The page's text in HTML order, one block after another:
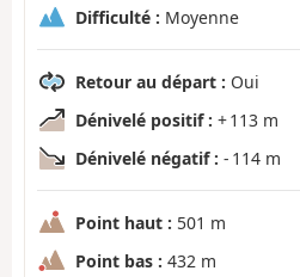
Difficulté : Moyenne
Retour au départ : Oui
Dénivelé positif : + 113 m
Dénivelé négatif : - 114 m
Point haut : 501 m
Point bas : 432 m